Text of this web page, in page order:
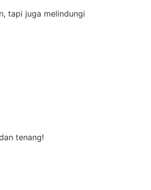
tapi juga melindungi
tenang!